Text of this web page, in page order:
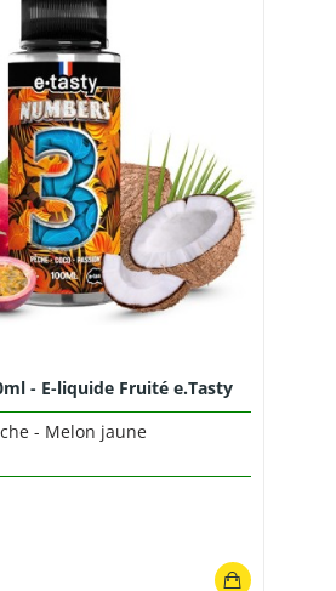
- E-liquide Fruité e.Tasty
- Melon jaune